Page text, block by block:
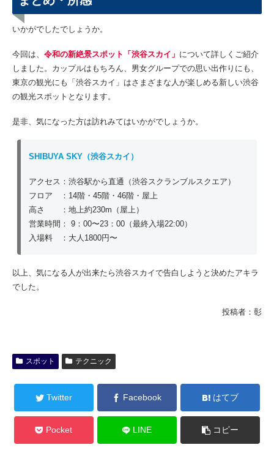
いかがでしたでしょうか。
今回は、 令和の新絶景スポット「渋谷スカイ」 について詳しくご紹介
しました。カップルはもちろん、男女グループでの思い出作りにも、
東京の観光にも「渋谷スカイ」はさまざまな人が楽しめる新しい渋谷
の観光スポットとなります。
是非、気になった方は訪れみてはいかがでしょうか。
SHIBUYA SKY（渋谷スカイ）
アクセス：渋谷駅から直通（渋谷スクランブルスクエア）
フロア ：14階・45階・46階・屋上
高さ ：地上約230m（屋上）
営業時間： 9：00〜23：00（最終入場22:00）
入場料 ：大人1800円〜
以上、気になる人が出来たら渋谷スカイで告白しようと決めたアキラ
でした。
投稿者：彰
スポット テクニック
Twitter Facebook はてブ
Pocket LINE コピー